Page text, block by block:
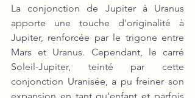
La conjonction de Jupiter à Uranus
apporte une touche d'originalité à
Jupiter, renforcée par le trigone entre
Mars et Uranus. Cependant, le carré
Soleil-Jupiter, teinté par cette
conjonction Uranisée, a pu freiner son